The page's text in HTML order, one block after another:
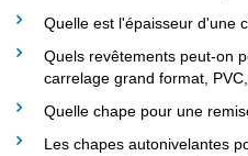
Quelle est l'épaisseur d'une
Quels revêtements peut-on
carrelage grand format,
Quelle chape pour une
Les chapes autonivelantes